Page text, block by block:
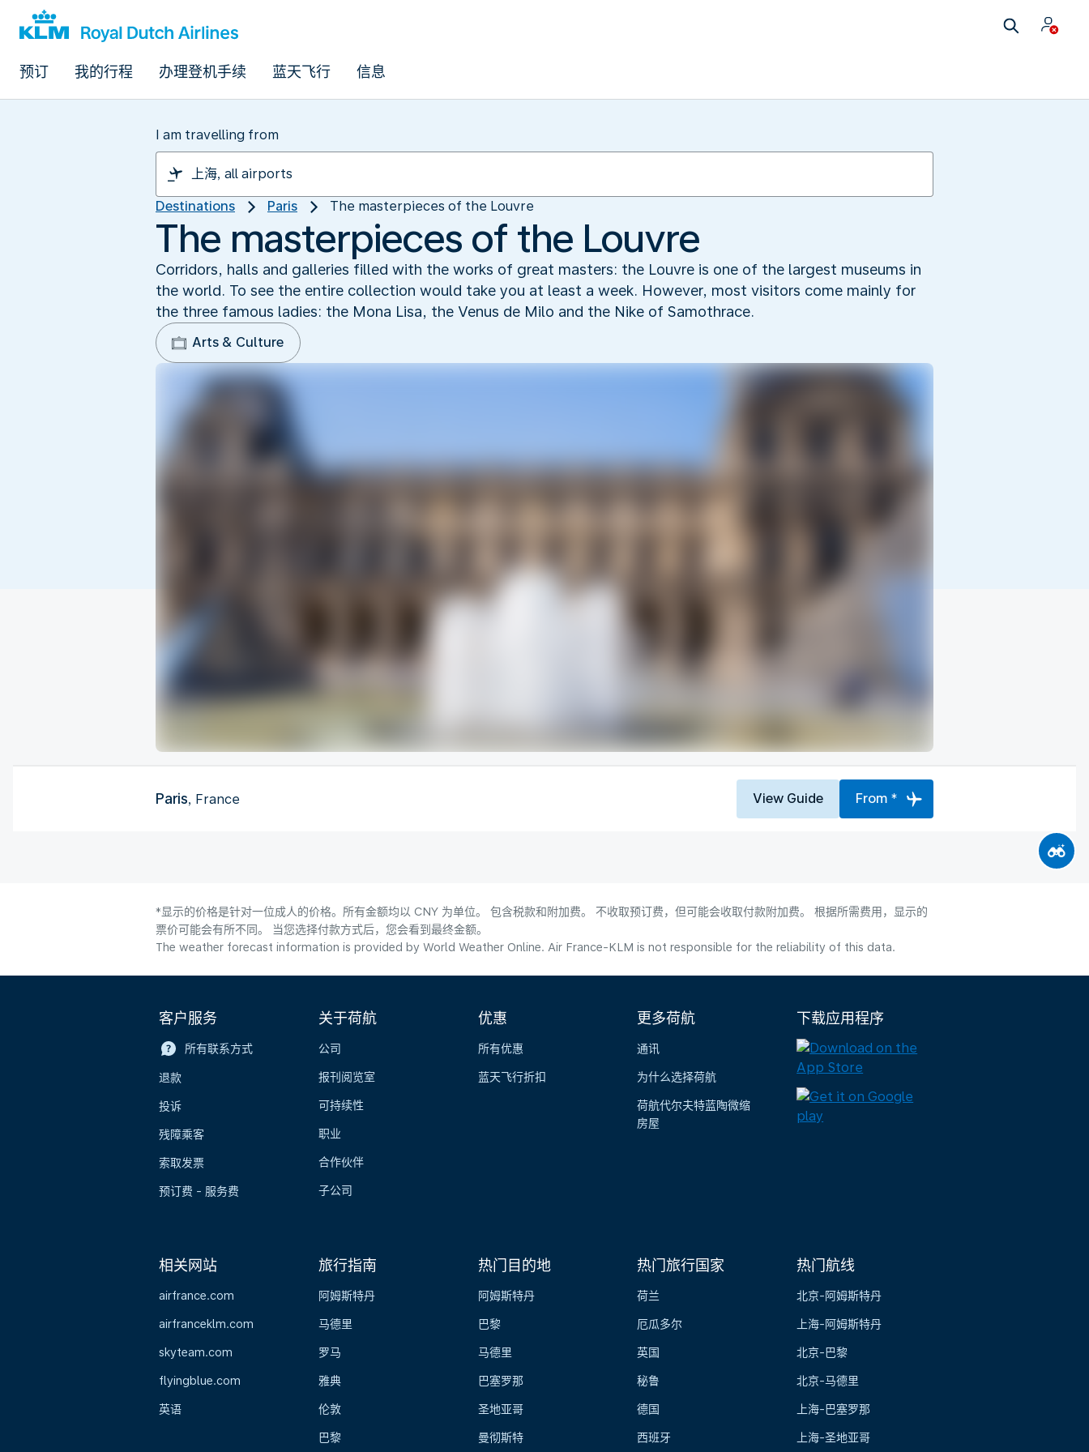
预订 我的行程 办理登机手续 蓝天飞行 信息
I am travelling from
Destinations Paris The masterpieces of the Louvre
The masterpieces of the Louvre
Corridors, halls and galleries filled with the works of great masters: the Louvre is one of the largest museums in
the world. To see the entire collection would take you at least a week. However, most visitors come mainly for
the three famous ladies: the Mona Lisa, the Venus de Milo and the Nike of Samothrace.
Arts & Culture
Paris, France View Guide From *
*显示的价格是针对一位成人的价格。所有金额均以 CNY 为单位。 包含税款和附加费。 不收取预订费，但可能会收取付款附加费。 根据所需费用，显示的
票价可能会有所不同。 当您选择付款方式后，您会看到最终金额。
The weather forecast information is provided by World Weather Online. Air France-KLM is not responsible for the reliability of this data.
客户服务
所有联系方式
退款
投诉
残障乘客
索取发票
预订费 - 服务费
关于荷航
公司
报刊阅览室
可持续性
职业
合作伙伴
子公司
优惠
所有优惠
蓝天飞行折扣
更多荷航
通讯
为什么选择荷航
荷航代尔夫特蓝陶微缩
房屋
下载应用程序
相关网站
airfrance.com
airfranceklm.com
skyteam.com
flyingblue.com
英语
旅行指南
阿姆斯特丹
马德里
罗马
雅典
伦敦
巴黎
热门目的地
阿姆斯特丹
巴黎
马德里
巴塞罗那
圣地亚哥
曼彻斯特
热门旅行国家
荷兰
厄瓜多尔
英国
秘鲁
德国
西班牙
热门航线
北京-阿姆斯特丹
上海-阿姆斯特丹
北京-巴黎
北京-马德里
上海-巴塞罗那
上海-圣地亚哥